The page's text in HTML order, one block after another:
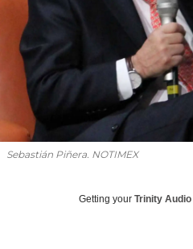
Sebastián Piñera. NOTIMEX
Getting your Trinity Audio